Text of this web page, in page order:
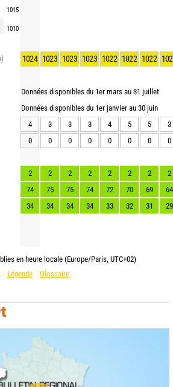
1015
1010
1024 1023 1023 1023 1022 1022 1022
Données disponibles du 1er mars au 31 juillet
Données disponibles du 1er janvier au 30 juin
4
3 3 3 4 5 5
3
0
0 0 0 0 0 0 0
2 2 2 2 2 2 2
2
74
75 75 74 72 70 69
64
34
34 34 34 33 32 31 29
en heure locale (Europe/Paris, UTC+02)
Légende
Glossaire